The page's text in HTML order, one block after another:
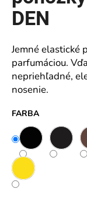
5
hviezdičiek.
DEN
Jemné elastické
parfumáciou.
nepriehľadné,
nosenie.
FARBA
á
j
s
ť
?
O